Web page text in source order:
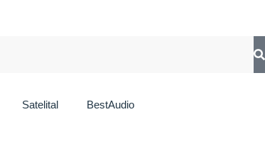
Satelital BestAudio